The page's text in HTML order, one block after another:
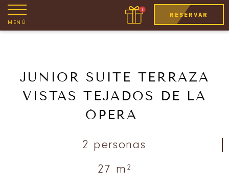
MENÚ
RESERVAR
JUNIOR SUITE TERRAZA
VISTAS TEJADOS DE LA
ÓPERA
2 personas
27 m²